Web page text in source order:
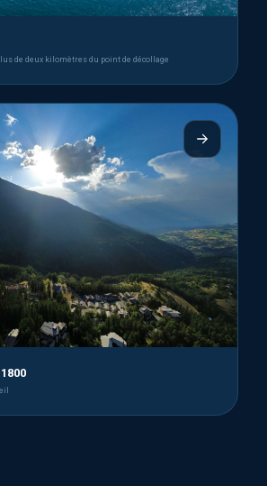
de deux kilomètres du point de décollage